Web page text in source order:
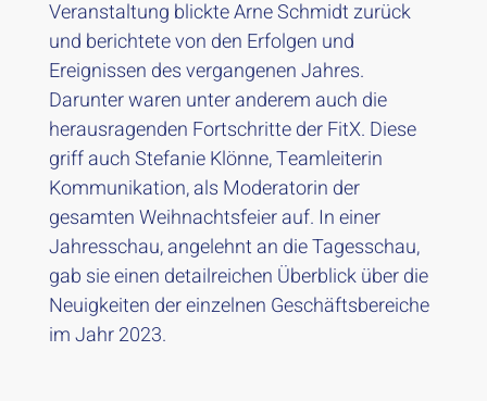
Veranstaltung blickte Arne Schmidt zurück
und berichtete von den Erfolgen und
Ereignissen des vergangenen Jahres.
Darunter waren unter anderem auch die
herausragenden Fortschritte der FitX. Diese
griff auch Stefanie Klönne, Teamleiterin
Kommunikation, als Moderatorin der
gesamten Weihnachtsfeier auf. In einer
Jahresschau, angelehnt an die Tagesschau,
gab sie einen detailreichen Überblick über die
Neuigkeiten der einzelnen Geschäftsbereiche
im Jahr 2023.